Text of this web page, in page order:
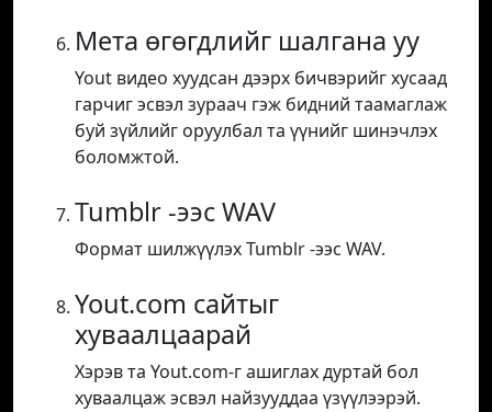
Мета өгөгдлийг шалгана уу
Yout видео хуудсан дээрх бичвэрийг хусаад
гарчиг эсвэл зураач гэж бидний таамаглаж
буй зүйлийг оруулбал та үүнийг шинэчлэх
боломжтой.
Tumblr -ээс WAV
Формат шилжүүлэх Tumblr -ээс WAV.
Yout.com сайтыг
хуваалцаарай
Хэрэв та Yout.com-г ашиглах дуртай бол
хуваалцаж эсвэл найзууддаа үзүүлээрэй.